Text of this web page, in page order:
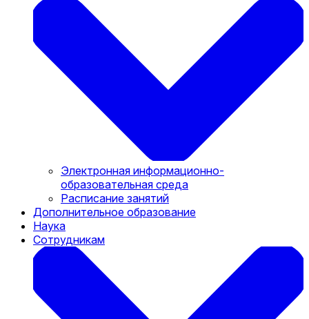
Электронная информационно-
образовательная среда
Расписание занятий
Дополнительное образование
Наука
Сотрудникам